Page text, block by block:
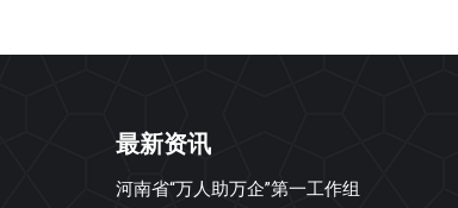
最新资讯
河南省“万人助万企”第一工作组